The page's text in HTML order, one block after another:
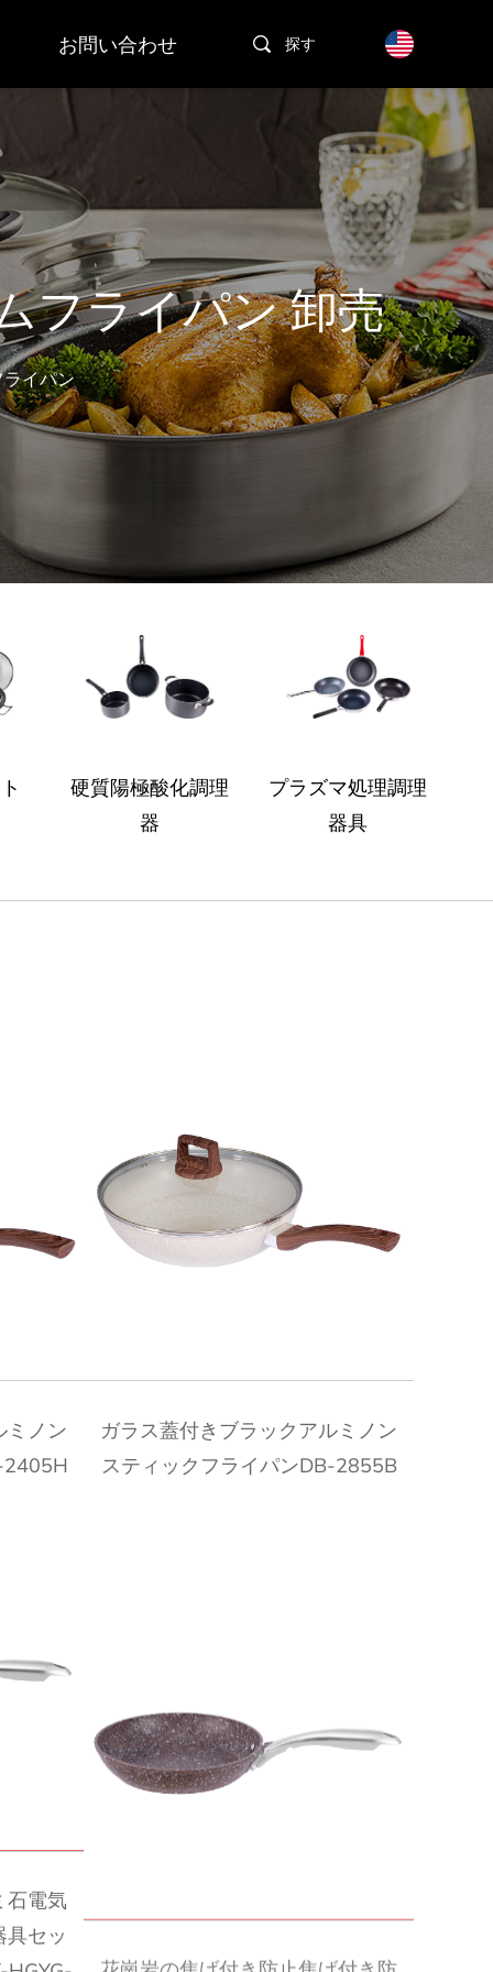
お問い合わせ 探す
フライパン 卸売
イパン
硬質陽極酸化調理
器
プラズマ処理調理
器具
ミノン
2405H
ガラス蓋付きブラックアルミノン
スティックフライパンDB-2855B
石電気
セッ
HGYG-
止フライパンと鍋セットフライパ
ンJY-HGYG-1-2245